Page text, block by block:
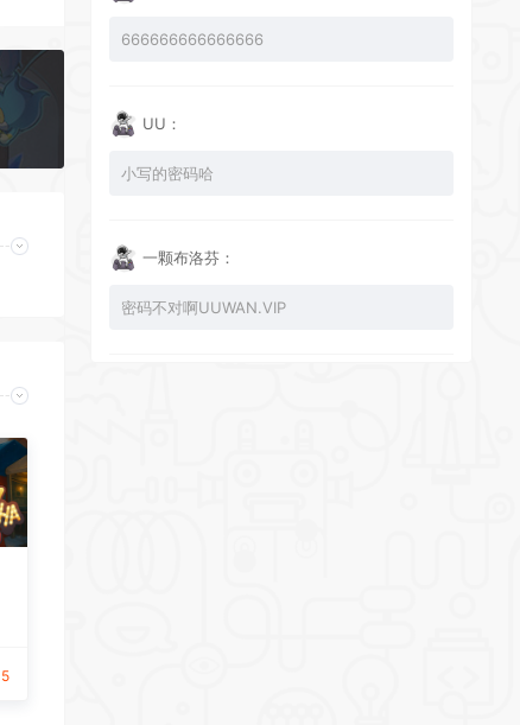
5
666666666666666
UU：
小写的密码哈
一颗布洛芬：
密码不对啊UUWAN.VIP